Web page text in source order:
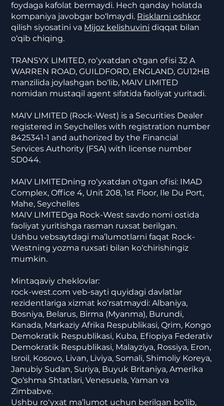
foydaga kafolat bermaydi. Hech qanday holatda
kompaniya javobgar bo‘lmaydi. Risklarni oshkor
qilish siyosatini va Mijoz kelishuvini diqqat bilan
o‘qib chiqing.
TRANSYX LIMITED, ro‘yxatdan o‘tgan ofisi 32 A
WARREN ROAD, GUILDFORD, ENGLAND, GU12HB
manzilida joylashgan bo‘lib, MAIV LIMITED
nomidan mustaqil agent sifatida faoliyat yuritadi.
MAIV LIMITED (Rock-West) is a Securities Dealer
registered in Seychelles with registration number
8425341-1 and authorized by the Financial
Services Authority (FSA) with license number
SD044.
MAIV LIMITEDning ro‘yxatdan o‘tgan ofisi: IMAD
Complex, Office 4, Unit 208, 1st Floor, Ile Du Port,
Mahe, Seychelles
MAIV LIMITEDga Rock-West savdo nomi ostida
faoliyat yuritishga rasman ruxsat berilgan.
Ushbu vebsaytdagi ma’lumotlarni faqat Rock-
Westning yozma ruxsati bilan ko‘chirishingiz
mumkin.
Mintaqaviy cheklovlar:
rock-west.com veb-sayti quyidagi davlatlar
rezidentlariga xizmat ko‘rsatmaydi: Albaniya,
Bosniya, Belarus, Birma (Myanma), Burundi,
Kanada, Markaziy Afrika Respublikasi, Qrim, Kongo
Demokratik Respublikasi, Kuba, Efiopiya Federativ
Demokratik Respublikasi, Malayziya, Rossiya, Eron,
Isroil, Kosovo, Livan, Liviya, Somali, Shimoliy Koreya,
Janubiy Sudan, Suriya, Buyuk Britaniya, Amerika
Qo‘shma Shtatlari, Venesuela, Yaman va
Zimbabve.
Ushbu ro‘yxat ma’lumot uchun berilgan bo‘lib,